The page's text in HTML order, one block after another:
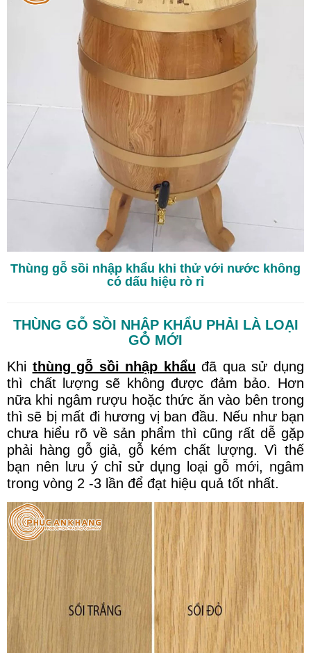
Thùng gỗ sồi nhập khẩu khi thử với nước không
có dấu hiệu rò rỉ
THÙNG GỖ SỒI NHẬP KHẨU PHẢI LÀ LOẠI
GỖ MỚI
Khi thùng gỗ sồi nhập khẩu đã qua sử dụng
thì chất lượng sẽ không được đảm bảo. Hơn
nữa khi ngâm rượu hoặc thức ăn vào bên trong
thì sẽ bị mất đi hương vị ban đầu. Nếu như bạn
chưa hiểu rõ về sản phẩm thì cũng rất dễ gặp
phải hàng gỗ giả, gỗ kém chất lượng. Vì thế
bạn nên lưu ý chỉ sử dụng loại gỗ mới, ngâm
trong vòng 2 -3 lần để đạt hiệu quả tốt nhất.